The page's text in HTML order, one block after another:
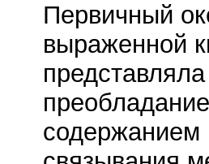
Первичный
выраженной
содержанием